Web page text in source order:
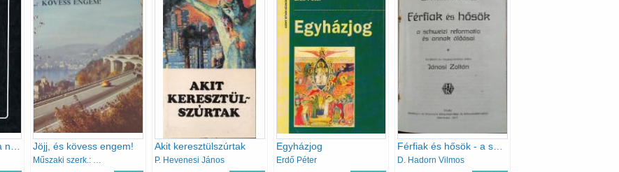
Mindszenty József a népbíróság előtt Jöjj, és kövess engem!
Műszaki szerk.: Tiszai Tibor-Karay Tivadar
Akit keresztülszúrtak
P. Hevenesi János
Egyházjog
Erdő Péter
Férfiak és hősök - a schweizi reformatio és annak áldásai
D. Hadorn Vilmos